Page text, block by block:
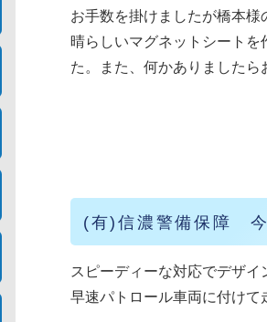
お手数を掛けましたが橋本様
晴らしいマグネットシートを
た。また、何かありましたら
(有)信濃警備保障
スピーディーな対応でデザ
早速パトロール車両に付け